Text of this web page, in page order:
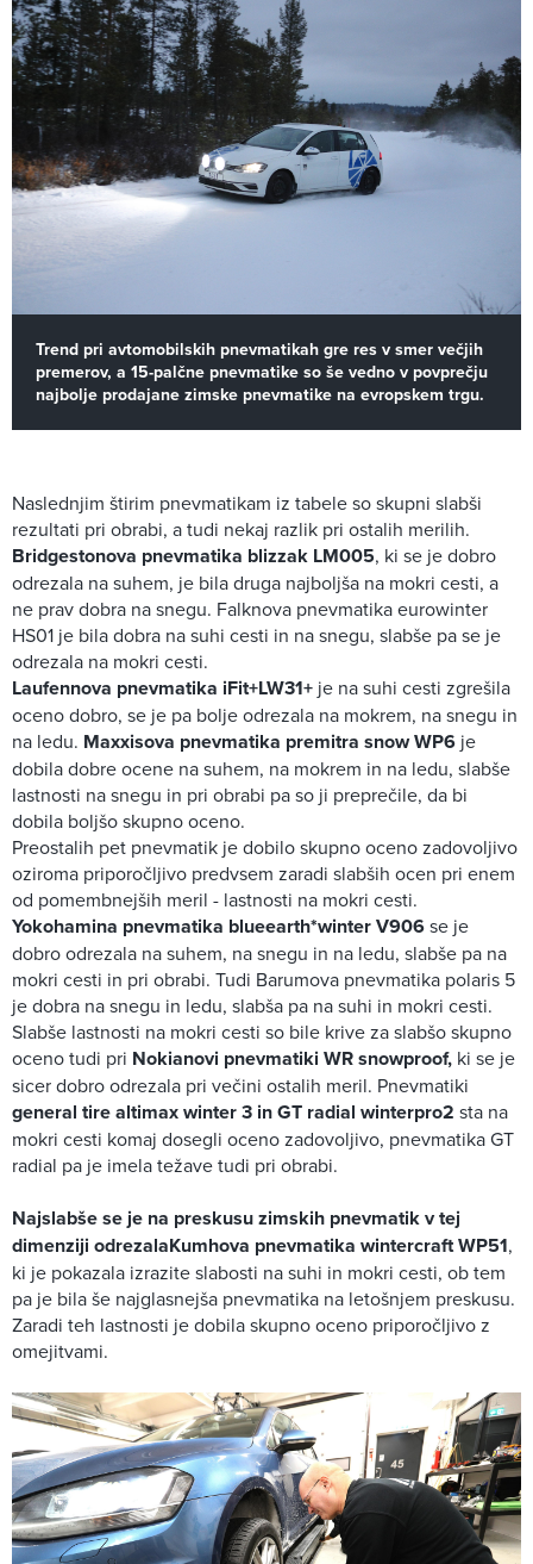
Trend pri avtomobilskih pnevmatikah gre res v smer večjih
premerov, a 15-palčne pnevmatike so še vedno v povprečju
najbolje prodajane zimske pnevmatike na evropskem trgu.
Naslednjim štirim pnevmatikam iz tabele so skupni slabši
rezultati pri obrabi, a tudi nekaj razlik pri ostalih merilih.
Bridgestonova pnevmatika blizzak LM005, ki se je dobro
odrezala na suhem, je bila druga najboljša na mokri cesti, a
ne prav dobra na snegu. Falknova pnevmatika eurowinter
HS01 je bila dobra na suhi cesti in na snegu, slabše pa se je
odrezala na mokri cesti.
Laufennova pnevmatika iFit+LW31+ je na suhi cesti zgrešila
oceno dobro, se je pa bolje odrezala na mokrem, na snegu in
na ledu. Maxxisova pnevmatika premitra snow WP6 je
dobila dobre ocene na suhem, na mokrem in na ledu, slabše
lastnosti na snegu in pri obrabi pa so ji preprečile, da bi
dobila boljšo skupno oceno.
Preostalih pet pnevmatik je dobilo skupno oceno zadovoljivo
oziroma priporočljivo predvsem zaradi slabših ocen pri enem
od pomembnejših meril - lastnosti na mokri cesti.
Yokohamina pnevmatika blueearth*winter V906se je
dobro odrezala na suhem, na snegu in na ledu, slabše pa na
mokri cesti in pri obrabi. Tudi Barumova pnevmatika polaris 5
je dobra na snegu in ledu, slabša pa na suhi in mokri cesti.
Slabše lastnosti na mokri cesti so bile krive za slabšo skupno
oceno tudi pri Nokianovi pnevmatiki WR snowproof, ki se je
sicer dobro odrezala pri večini ostalih meril. Pnevmatiki
general tire altimax winter 3 in GT radial winterpro2 sta na
mokri cesti komaj dosegli oceno zadovoljivo, pnevmatika GT
radial pa je imela težave tudi pri obrabi.
Najslabše se je na preskusu zimskih pnevmatik v tej
dimenziji odrezalaKumhova pnevmatika wintercraft WP51,
ki je pokazala izrazite slabosti na suhi in mokri cesti, ob tem
pa je bila še najglasnejša pnevmatika na letošnjem preskusu.
Zaradi teh lastnosti je dobila skupno oceno priporočljivo z
omejitvami.